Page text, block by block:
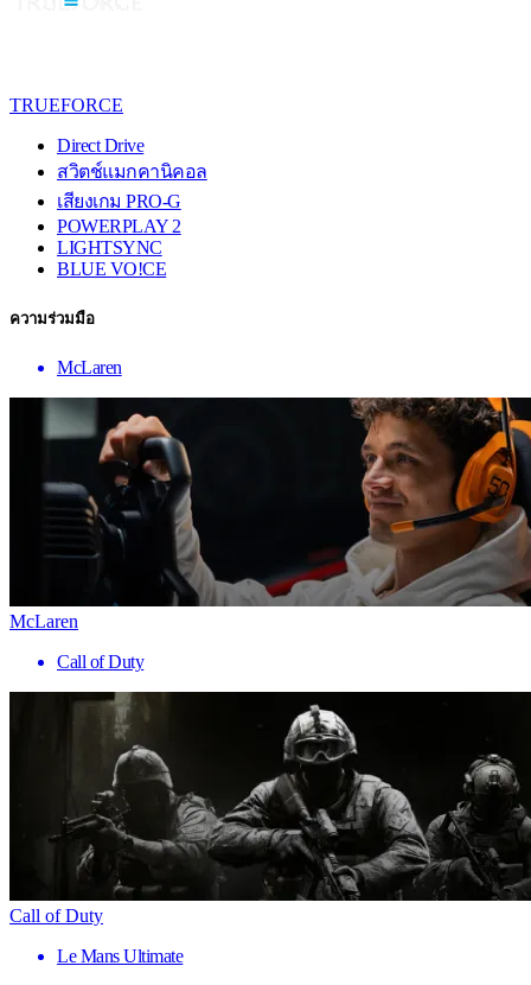
TRUEFORCE
Direct Drive
สวิตช์แมกคานิคอล
เสียงเกม PRO-G
POWERPLAY 2
LIGHTSYNC
BLUE VO!CE
ความร่วมมือ
McLaren
McLaren
Call of Duty
Call of Duty
Le Mans Ultimate